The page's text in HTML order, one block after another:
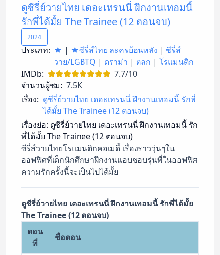
ดูซีรี่ย์วายไทย เดอะเทรนนี่ ฝึกงานเทอมนี้
รักพี่ได้มั้ย The Trainee (12 ตอนจบ)
2024
ประเภท: ★ | ★ซีรี่ส์ไทย ละครย้อนหลัง | ซีรี่ส์
วาย/LGBTQ | ดราม่า | ตลก | โรแมนติก
IMDb:
7.7/10
จำนวนผู้ชม: 7.5K
เรื่อง: ดูซีรี่ย์วายไทย เดอะเทรนนี่ ฝึกงานเทอมนี้ รักพี่
ได้มั้ย The Trainee (12 ตอนจบ)
เรื่องย่อ: ดูซีรี่ย์วายไทย เดอะเทรนนี่ ฝึกงานเทอมนี้ รัก
พี่ได้มั้ย The Trainee (12 ตอนจบ)
ซีรี่ส์วายไทยโรแมนติกคอเมดี้ เรื่องราววุ่นๆใน
ออฟฟิศที่เด็กนักศึกษาฝึกงานแอบชอบรุ่นพี่ในออฟฟิศ
ความรักครั้งนี้จะเป็นไปได้มั้ย
ดูซีรี่ย์วายไทย เดอะเทรนนี่ ฝึกงานเทอมนี้ รักพี่ได้มั้ย
The Trainee (12 ตอนจบ)
ตอน
ที่
ชื่อตอน